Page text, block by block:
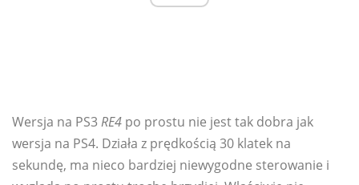
Wersja na PS3RE4 po prostu nie jest tak dobra jak
wersja na PS4. Działa z prędkością 30 klatek na
sekundę, ma nieco bardziej niewygodne sterowanie i